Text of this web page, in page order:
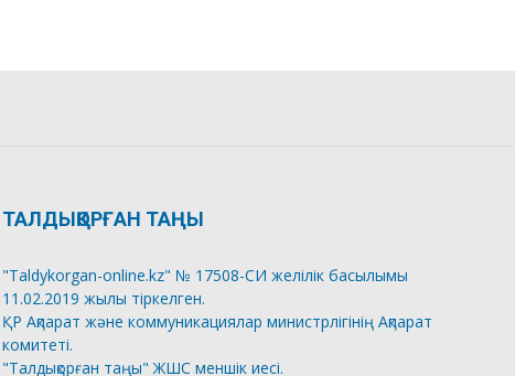
ТАЛДЫҚОРҒАН ТАҢЫ
"Taldykorgan-online.kz" № 17508-СИ желілік басылымы
11.02.2019 жылы тіркелген.
ҚР Ақпарат және коммуникациялар министрлігінің Ақпарат
комитеті.
"Талдықорған таңы" ЖШС меншік иесі.